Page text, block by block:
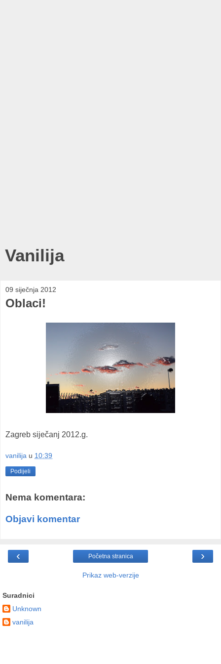
Vanilija
09 siječnja 2012
Oblaci!
Zagreb siječanj 2012.g.
vanilija u 10:39
Podijeli
Nema komentara:
Objavi komentar
‹ ›
Početna stranica
Prikaz web-verzije
Suradnici
Unknown
vanilija